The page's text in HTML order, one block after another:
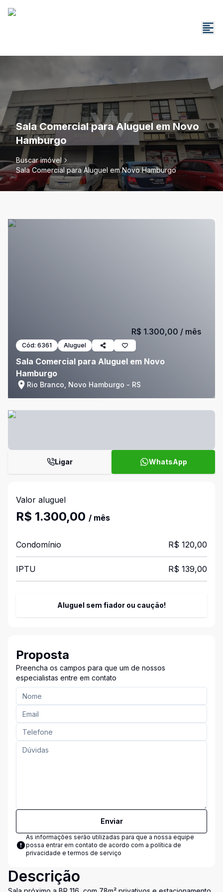
Sala Comercial para Aluguel em Novo
Hamburgo
Buscar imóvel
Sala Comercial para Aluguel em Novo Hamburgo
Cód: 6361 Aluguel
Sala Comercial para Aluguel em Novo
Hamburgo
Rio Branco, Novo Hamburgo - RS
R$ 1.300,00 / mês
Ligar WhatsApp
Valor aluguel
R$ 1.300,00 / mês
Condomínio R$ 120,00
IPTU R$ 139,00
Aluguel sem fiador ou caução!
Proposta
Preencha os campos para que um de nossos
especialistas entre em contato
Enviar
As informações serão utilizadas para que a nossa equipe
possa entrar em contato de acordo com a política de
privacidade e termos de serviço
Descrição